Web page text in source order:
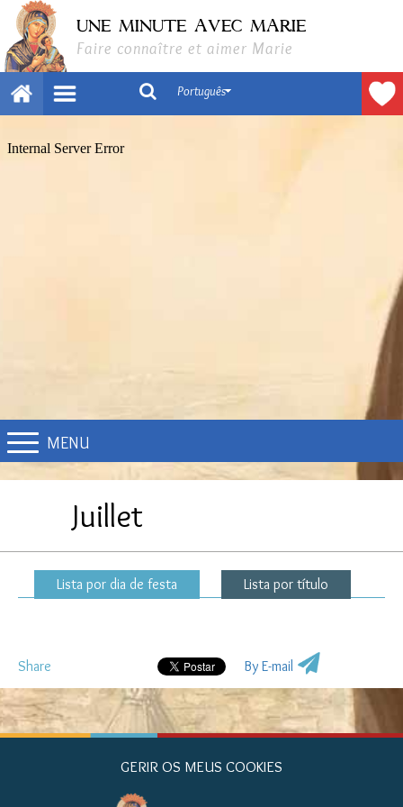
UNE MINUTE AVEC MARIE
Faire connaître et aimer Marie
Português
MENU
Juillet
Lista por dia de festa Lista por título
Share By E-mail
GERIR OS MEUS COOKIES